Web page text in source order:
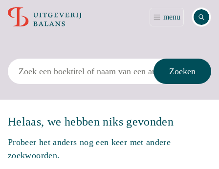
menu Zoek
Zoek
Zoeken
Helaas, we hebben niks gevonden
Probeer het anders nog een keer met andere
zoekwoorden.